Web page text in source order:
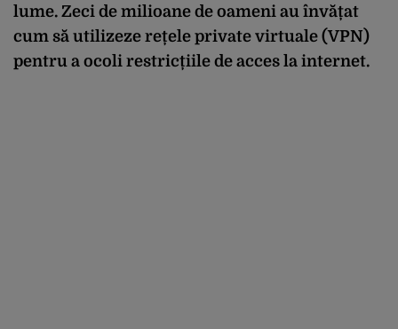
lume. Zeci de milioane de oameni au învățat
cum să utilizeze rețele private virtuale (VPN)
pentru a ocoli restricțiile de acces la internet.